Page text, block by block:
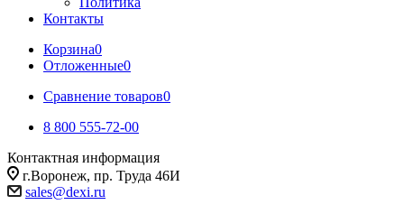
Контакты
Корзина0
Отложенные0
Сравнение товаров0
8 800 555-72-00
Контактная информация
г.Воронеж, пр. Труда 46И
sales@dexi.ru